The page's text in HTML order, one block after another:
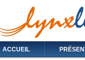
ACCUEIL